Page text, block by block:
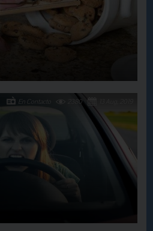
2380
En Contacto